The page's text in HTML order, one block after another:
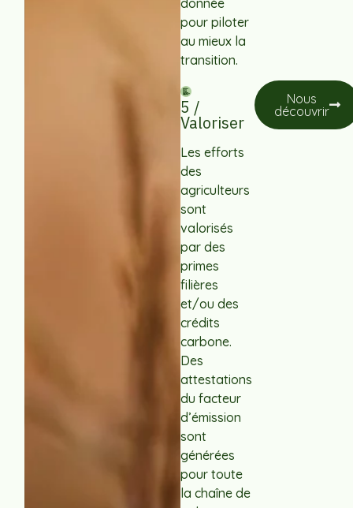
pour piloter
au mieux la
transition.
5 /
Valoriser
Les efforts
des
agriculteurs
sont
valorisés
par des
primes
filières
et/ou des
crédits
carbone.
Des
attestations
du facteur
d’émission
sont
générées
pour toute
la chaîne de
Nous
découvrir